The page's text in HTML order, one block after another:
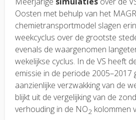
Oosten met behulp van het
chemietransportmodel slagen
weekcyclus over de grootste
evenals de waargenomen
wekelijkse cyclus. In de VS heeft
emissie in de periode 2005–2017
aanzienlijke verzwakking van de
blijkt uit de vergelijking van de
verhouding in de NO2 kolommen